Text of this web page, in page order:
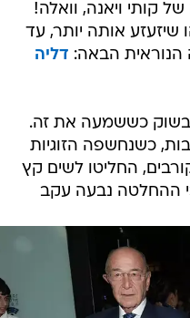
קותי ויאנה, וואלה!
אותה יותר, עד
הנוראית הבאה: דליה
בשוק כששמעה את זה.
כשנחשפה הזוגיות
החליטו לשים קץ
ההחלטה נבעה עקב